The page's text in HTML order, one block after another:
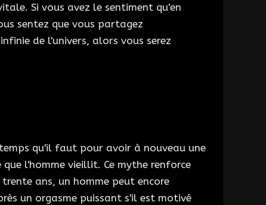
Si vous avez le sentiment qu'en
sentez que vous partagez
de l'univers, alors vous serez
qu'il faut pour avoir à nouveau une
l'homme vieillit. Ce mythe renforce
trente ans, un homme peut encore
un orgasme puissant s'il est motivé